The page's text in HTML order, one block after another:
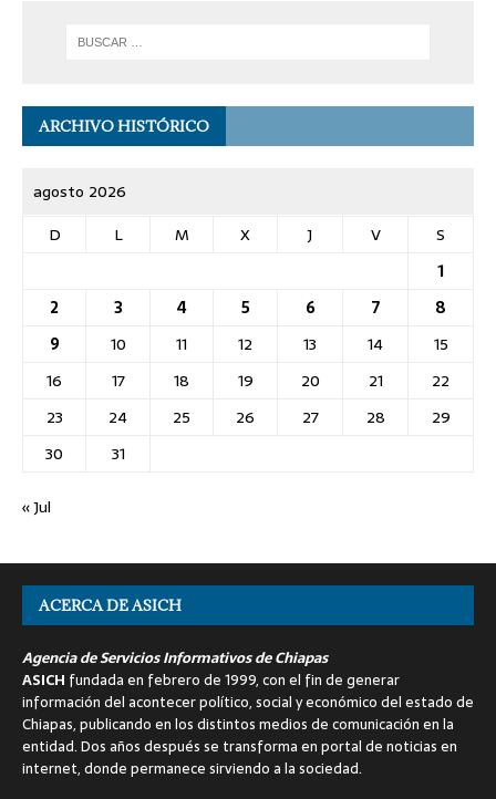
ARCHIVO HISTÓRICO
agosto 2026
D
L M X J V
S
1
2
3 4 5 6 7
8
9
10 11 12 13 14
15
16
17 18 19 20 21
22
23
24 25 26 27 28
29
30
31
« Jul
ACERCA DE ASICH
Agencia de Servicios Informativos de Chiapas
ASICH fundada en febrero de 1999, con el fin de generar
información del acontecer político, social y económico del estado de
Chiapas, publicando en los distintos medios de comunicación en la
entidad. Dos años después se transforma en portal de noticias en
internet, donde permanece sirviendo a la sociedad.